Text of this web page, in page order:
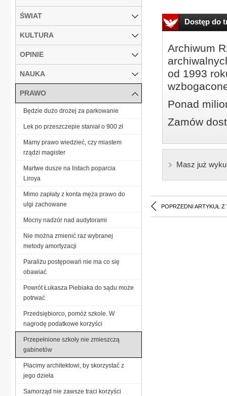
Dostęp do
Archiwum
od 1993
Ponad
Zamów
Masz już
POPRZEDNI ARTYKUŁ Z
ŚWIAT
KULTURA
OPINIE
NAUKA
PRAWO
Będzie dużo drożej za parkowanie
Lek po przeszczepie staniał o 900 zł
Mamy prawo wiedzieć, czy miastem
rządzi magister
Martwe dusze na listach poparcia
Liroya
Mimo zapłaty z konta męża prawo do
ulgi zachowane
Mocny nadzór nad audytorami
Nie można zmienić raz wybranej
metody amortyzacji
Paraliżu postępowań nie ma co się
obawiać
Powrót Łukasza Piebiaka do sądu może
potrwać
Przedsiębiorco, pomóż szkole. W
nagrodę podatkowe korzyści
Przepełnione szkoły nie zmieszczą
gabinetów
Płacimy architektowi, by skorzystać z
jego dzieła
Samorząd nie zawsze traci korzyści